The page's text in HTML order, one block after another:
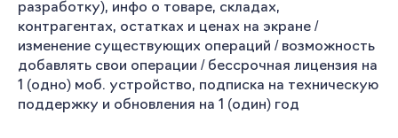
разработку), инфо о товаре, складах,
контрагентах, остатках и ценах на экране /
изменение существующих операций / возможность
добавлять свои операции / бессрочная лицензия на
1 (одно) моб. устройство, подписка на техническую
поддержку и обновления на 1 (один) год